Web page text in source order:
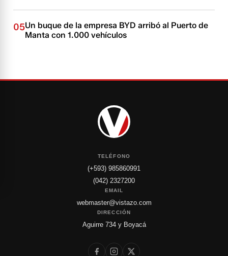
05Un buque de la empresa BYD arribó al Puerto de
Manta con 1.000 vehículos
TELÉFONO
(+593) 985860991
(042) 2327200
EMAIL
webmaster@vistazo.com
DIRECCIÓN
Aguirre 734 y Boyacá